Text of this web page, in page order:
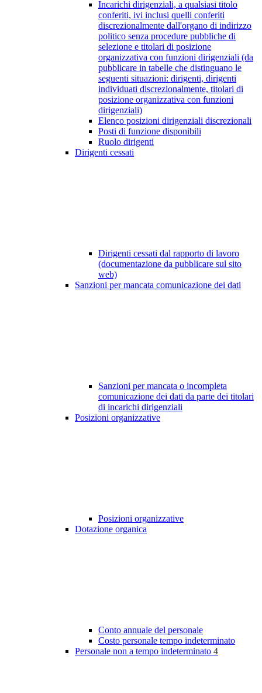
Incarichi dirigenziali, a qualsiasi titolo
conferiti, ivi inclusi quelli conferiti
discrezionalmente dall'organo di indirizzo
politico senza procedure pubbliche di
selezione e titolari di posizione
organizzativa con funzioni dirigenziali (da
pubblicare in tabelle che distinguano le
seguenti situazioni: dirigenti, dirigenti
individuati discrezionalmente, titolari di
posizione organizzativa con funzioni
dirigenziali)
Elenco posizioni dirigenziali discrezionali
Posti di funzione disponibili
Ruolo dirigenti
Dirigenti cessati
Dirigenti cessati dal rapporto di lavoro
(documentazione da pubblicare sul sito
web)
Sanzioni per mancata comunicazione dei dati
Sanzioni per mancata o incompleta
comunicazione dei dati da parte dei titolari
di incarichi dirigenziali
Posizioni organizzative
Posizioni organizzative
Dotazione organica
Conto annuale del personale
Costo personale tempo indeterminato
Personale non a tempo indeterminato 4